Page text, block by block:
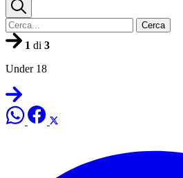
Cerca
1 di 3
Under 18